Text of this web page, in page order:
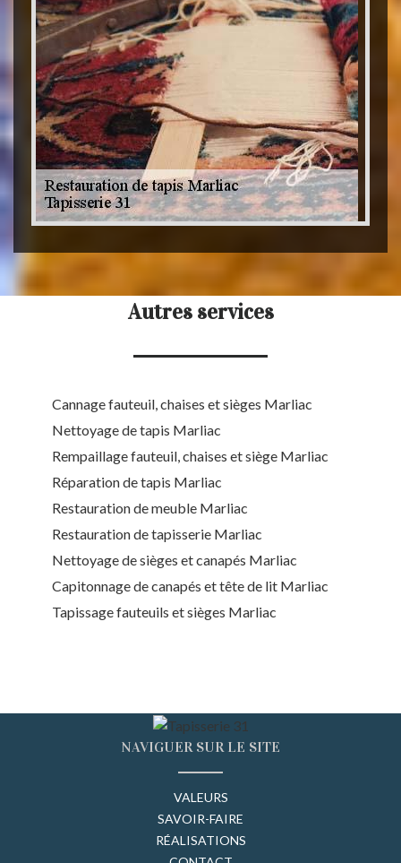
Autres services
Cannage fauteuil, chaises et sièges Marliac
Nettoyage de tapis Marliac
Rempaillage fauteuil, chaises et siège Marliac
Réparation de tapis Marliac
Restauration de meuble Marliac
Restauration de tapisserie Marliac
Nettoyage de sièges et canapés Marliac
Capitonnage de canapés et tête de lit Marliac
Tapissage fauteuils et sièges Marliac
NAVIGUER SUR LE SITE
VALEURS
SAVOIR-FAIRE
RÉALISATIONS